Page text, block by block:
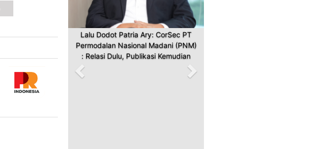
Lalu Dodot Patria Ary: CorSec PT
Permodalan Nasional Madani (PNM)
: Relasi Dulu, Publikasi Kemudian